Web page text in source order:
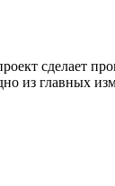
сделает
из главных